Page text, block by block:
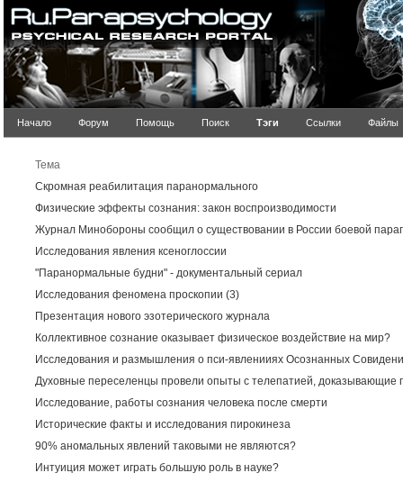
Начало Форум Помощь Поиск Тэги Ссылки Файлы
Тема
Скромная реабилитация паранормального
Физические эффекты сознания: закон воспроизводимости
Журнал Минобороны сообщил о существовании в России боевой
Исследования явления ксеноглоссии
"Паранормальные будни" - документальный сериал
Исследования феномена проскопии (3)
Презентация нового эзотерического журнала
Коллективное сознание оказывает физическое воздействие на мир?
Исследования и размышления о пси-явленииях Осознанных
Духовные переселенцы провели опыты с телепатией, доказывающие
Исследование, работы сознания человека после смерти
Исторические факты и исследования пирокинеза
90% аномальных явлений таковыми не являются?
Интуиция может играть большую роль в науке?